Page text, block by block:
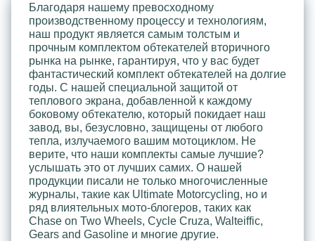
Благодаря нашему превосходному
производственному процессу и технологиям,
наш продукт является самым толстым и
прочным комплектом обтекателей вторичного
рынка на рынке, гарантируя, что у вас будет
фантастический комплект обтекателей на долгие
годы. С нашей специальной защитой от
теплового экрана, добавленной к каждому
боковому обтекателю, который покидает наш
завод, вы, безусловно, защищены от любого
тепла, излучаемого вашим мотоциклом. Не
верите, что наши комплекты самые лучшие?
услышать это от лучших самих. О нашей
продукции писали не только многочисленные
журналы, такие как Ultimate Motorcycling, но и
ряд влиятельных мото-блогеров, таких как
Chase on Two Wheels, Cycle Cruza, Walteiffic,
Gears and Gasoline и многие другие.